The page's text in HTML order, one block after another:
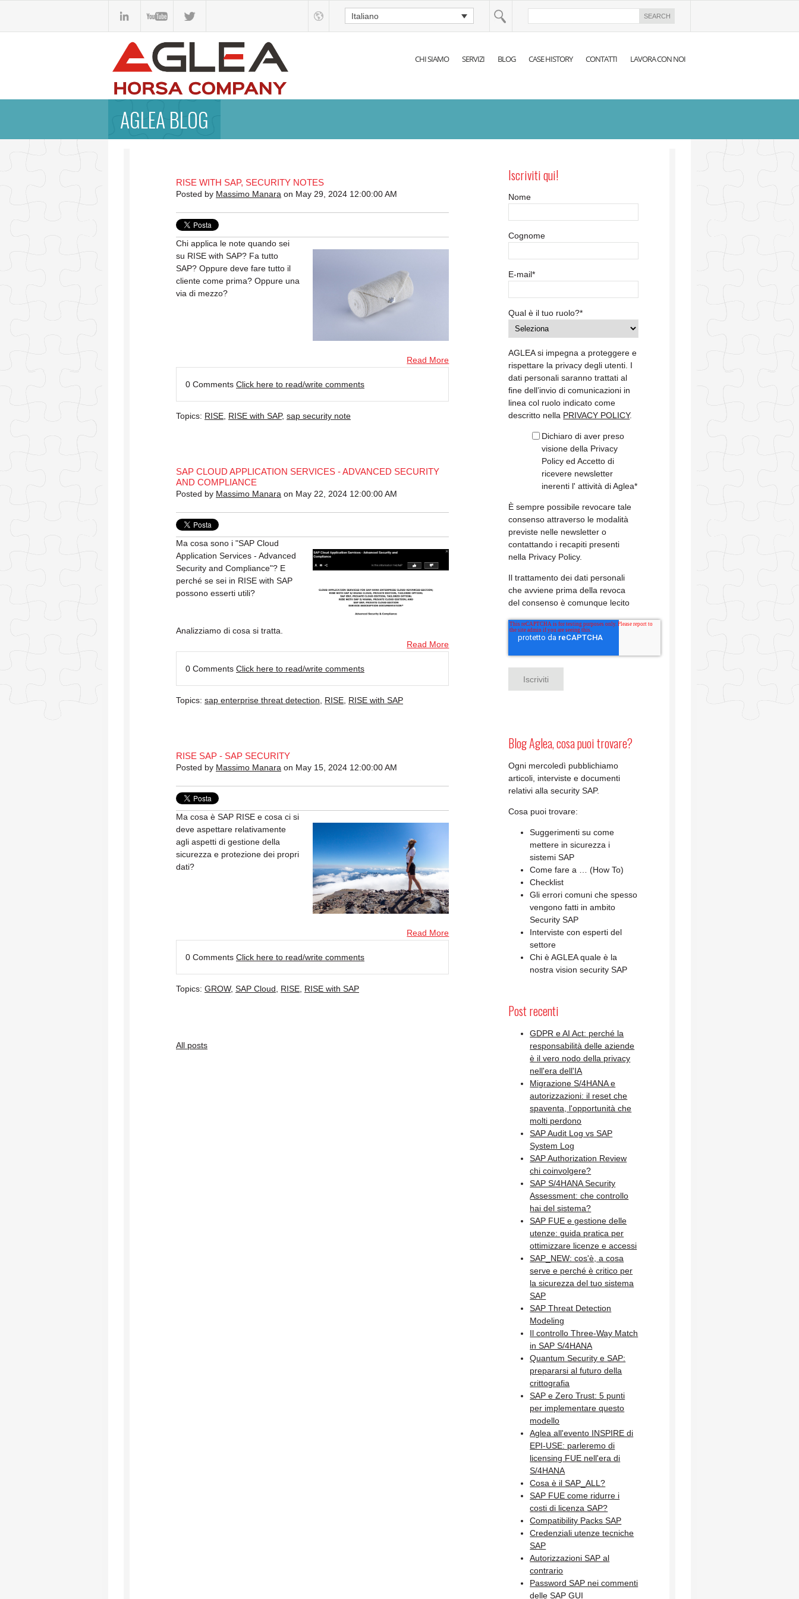
Italiano
CHI SIAMO SERVIZI BLOG CASE HISTORY CONTATTI LAVORA CON NOI
AGLEA BLOG
RISE WITH SAP, SECURITY NOTES
Posted by Massimo Manara on May 29, 2024 12:00:00 AM
Chi applica le note quando sei
su RISE with SAP? Fa tutto
SAP? Oppure deve fare tutto il
cliente come prima? Oppure una
via di mezzo?
Read More
0 Comments Click here to read/write comments
Topics: RISE RISE with SAP, sap security note
SAP CLOUD APPLICATION SERVICES - ADVANCED SECURITY
AND COMPLIANCE
Posted by Massimo Manara on May 22, 2024 12:00:00 AM
Ma cosa sono i "SAP Cloud
Application Services - Advanced
Security and Compliance"? E
perché se sei in RISE with SAP
possono esserti utili?
Analizziamo di cosa si tratta.
Read More
0 Comments Click here to read/write comments
Topics: sap enterprise threat detection RISE RISE with SAP
RISE SAP - SAP SECURITY
Posted by Massimo Manara on May 15, 2024 12:00:00 AM
Ma cosa è SAP RISE e cosa ci si
deve aspettare relativamente
agli aspetti di gestione della
sicurezza e protezione dei propri
dati?
Read More
0 Comments Click here to read/write comments
Topics: GROW, SAP Cloud RISE RISE with SAP
All posts
Iscriviti qui!
Nome
Cognome
E-mail*
Qual è il tuo ruolo?*
AGLEA si impegna a proteggere e
rispettare la privacy degli utenti. I
dati personali saranno trattati al
fine dell’invio di comunicazioni in
linea col ruolo indicato come
descritto nella PRIVACY POLICY.
Dichiaro di aver preso
visione della Privacy
Policy ed Accetto di
ricevere newsletter
inerenti l' attività di Aglea*
È sempre possibile revocare tale
consenso attraverso le modalità
previste nelle newsletter o
contattando i recapiti presenti
nella Privacy Policy.
Il trattamento dei dati personali
che avviene prima della revoca
del consenso è comunque lecito
Blog Aglea, cosa puoi trovare?
Ogni mercoledì pubblichiamo
articoli, interviste e documenti
relativi alla security SAP.
Cosa puoi trovare:
Suggerimenti su come
mettere in sicurezza i
sistemi SAP
Come fare a … (How To)
Checklist
Gli errori comuni che spesso
vengono fatti in ambito
Security SAP
Interviste con esperti del
settore
Chi è AGLEA quale è la
nostra vision security SAP
Post recenti
GDPR e AI Act: perché la
responsabilità delle aziende
è il vero nodo della privacy
nell'era dell'IA
Migrazione S/4HANA e
autorizzazioni: il reset che
spaventa, l'opportunità che
molti perdono
SAP Audit Log vs SAP
System Log
SAP Authorization Review
chi coinvolgere?
SAP S/4HANA Security
Assessment: che controllo
hai del sistema?
SAP FUE e gestione delle
utenze: guida pratica per
ottimizzare licenze e accessi
SAP_NEW: cos'è, a cosa
serve e perché è critico per
la sicurezza del tuo sistema
SAP
SAP Threat Detection
Modeling
Il controllo Three-Way Match
in SAP S/4HANA
Quantum Security e SAP:
prepararsi al futuro della
crittografia
SAP e Zero Trust: 5 punti
per implementare questo
modello
Aglea all'evento INSPIRE di
EPI-USE: parleremo di
licensing FUE nell'era di
S/4HANA
Cosa è il SAP_ALL?
SAP FUE come ridurre i
costi di licenza SAP?
Compatibility Packs SAP
Credenziali utenze tecniche
SAP
Autorizzazioni SAP al
contrario
Password SAP nei commenti
delle SAP GUI